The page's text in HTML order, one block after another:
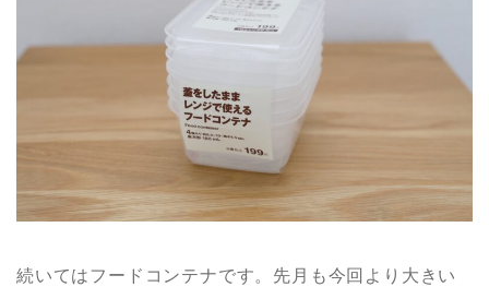
続いてはフードコンテナです。先月も今回より大きい